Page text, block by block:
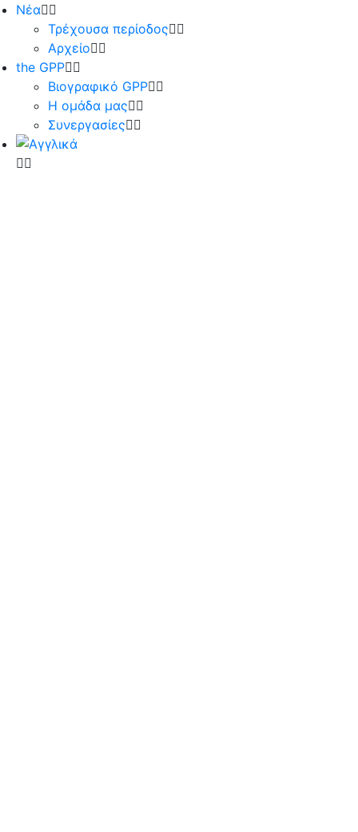
Νέα
Τρέχουσα περίοδος
Αρχείο
the GPP
Βιογραφικό GPP
Η ομάδα μας
Συνεργασίες